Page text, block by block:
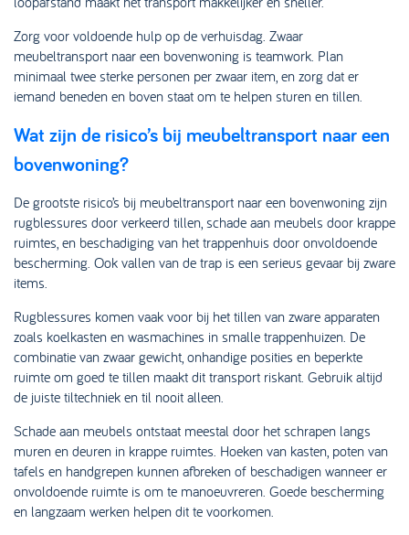
Zorg voor voldoende hulp op de verhuisdag. Zwaar
meubeltransport naar een bovenwoning is teamwork. Plan
minimaal twee sterke personen per zwaar item, en zorg dat er
iemand beneden en boven staat om te helpen sturen en tillen.
Wat zijn de risico’s bij meubeltransport naar een
bovenwoning?
De grootste risico’s bij meubeltransport naar een bovenwoning zijn
rugblessures door verkeerd tillen, schade aan meubels door krappe
ruimtes, en beschadiging van het trappenhuis door onvoldoende
bescherming. Ook vallen van de trap is een serieus gevaar bij zware
items.
Rugblessures komen vaak voor bij het tillen van zware apparaten
zoals koelkasten en wasmachines in smalle trappenhuizen. De
combinatie van zwaar gewicht, onhandige posities en beperkte
ruimte om goed te tillen maakt dit transport riskant. Gebruik altijd
de juiste tiltechniek en til nooit alleen.
Schade aan meubels ontstaat meestal door het schrapen langs
muren en deuren in krappe ruimtes. Hoeken van kasten, poten van
tafels en handgrepen kunnen afbreken of beschadigen wanneer er
onvoldoende ruimte is om te manoeuvreren. Goede bescherming
en langzaam werken helpen dit te voorkomen.